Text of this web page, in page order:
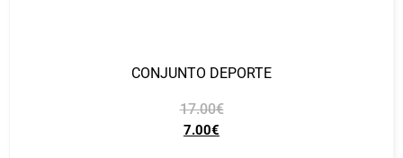
CONJUNTO DEPORTE
17.00€
7.00€